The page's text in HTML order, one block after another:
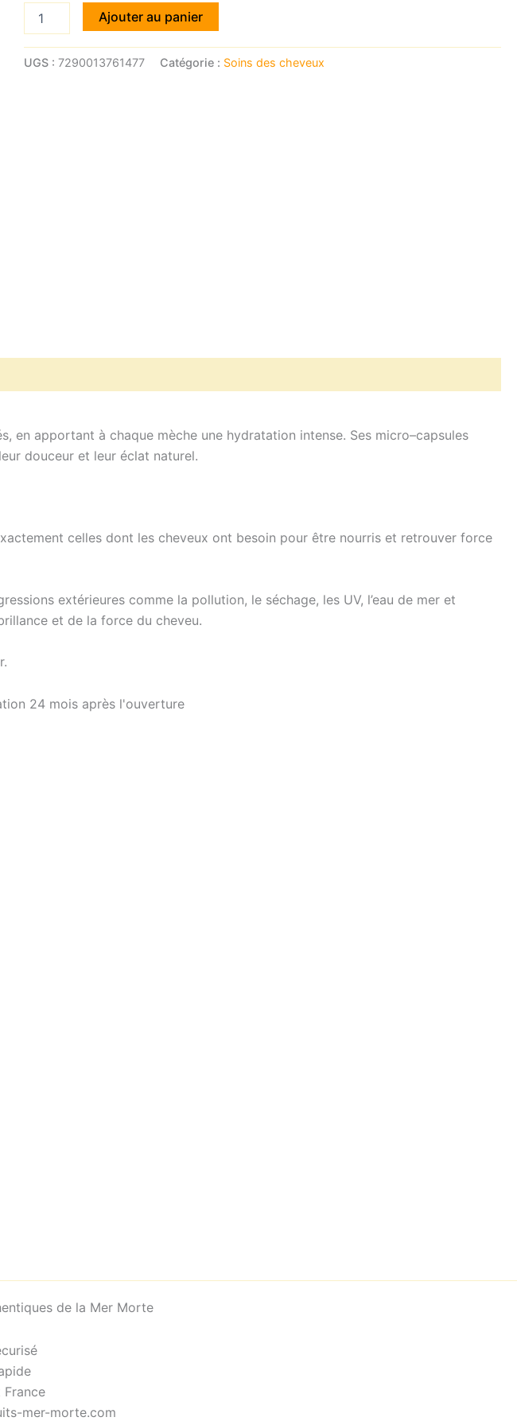
OF
Ajouter au panier
UGS :7290013761477 Catégorie : Soins des cheveux
en apportant à chaque mèche une hydratation intense. Ses micro–capsules
douceur et leur éclat naturel.
celles dont les cheveux ont besoin pour être nourris et retrouver force
extérieures comme la pollution, le séchage, les UV, l’eau de mer et
et de la force du cheveu.
de la Mer Morte
France
mer-morte.com